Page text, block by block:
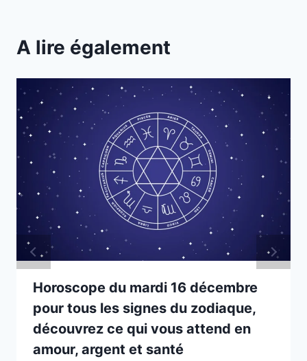
A lire également
Horoscope du mardi 16 décembre
pour tous les signes du zodiaque,
découvrez ce qui vous attend en
amour, argent et santé